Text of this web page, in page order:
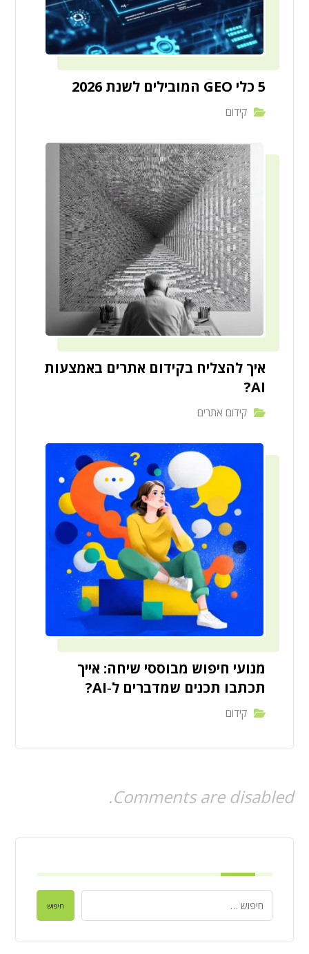
5 כלי GEO המובילים לשנת 2026
קידום
איך להצליח בקידום אתרים באמצעות
AI?
קידום אתרים
מנועי חיפוש מבוססי שיחה: אייך
תכתבו תכנים שמדברים ל‑AI?
קידום
Comments are disabled.
חיפוש